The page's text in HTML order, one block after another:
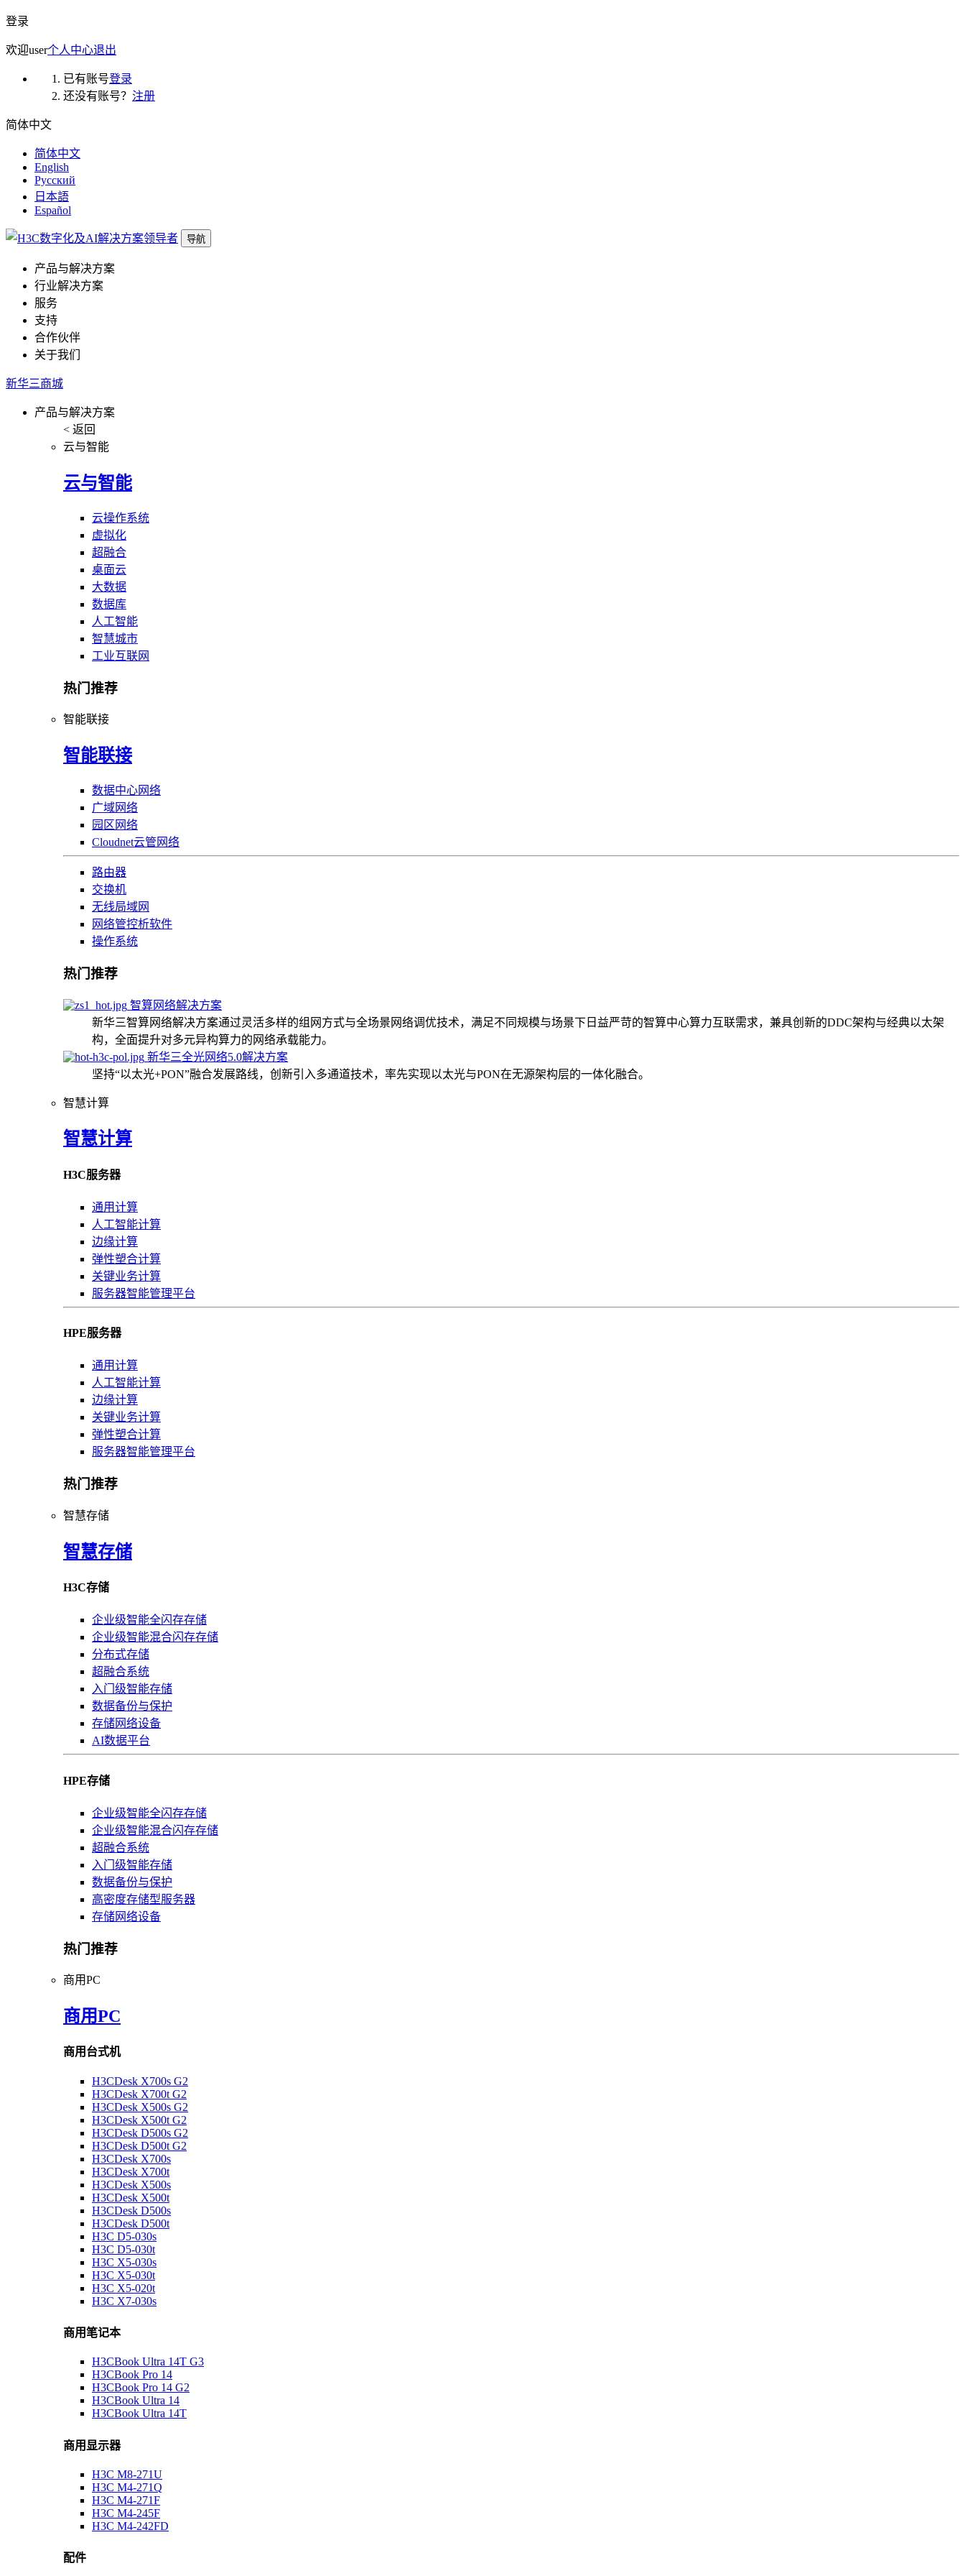
登录
欢迎user个人中心退出
已有账号登录
还没有账号？ 注册
简体中文
简体中文
English
Русский
日本語
Español
导航
产品与解决方案
行业解决方案
服务
支持
合作伙伴
关于我们
新华三商城
产品与解决方案
< 返回
云与智能
云与智能
云操作系统
虚拟化
超融合
桌面云
大数据
数据库
人工智能
智慧城市
工业互联网
热门推荐
智能联接
智能联接
数据中心网络
广域网络
园区网络
Cloudnet云管网络
路由器
交换机
无线局域网
网络管控析软件
操作系统
热门推荐
智算网络解决方案
新华三智算网络解决方案通过灵活多样的组网方式与全场景网络调优技术，满足不同规模与场景下日益严苛的智算中心算力互联需求，兼具创新的DDC架构与经典以太架
构，全面提升对多元异构算力的网络承载能力。
新华三全光网络5.0解决方案
坚持“以太光+PON”融合发展路线，创新引入多通道技术，率先实现以太光与PON在无源架构层的一体化融合。
智慧计算
智慧计算
H3C服务器
通用计算
人工智能计算
边缘计算
弹性塑合计算
关键业务计算
服务器智能管理平台
HPE服务器
通用计算
人工智能计算
边缘计算
关键业务计算
弹性塑合计算
服务器智能管理平台
热门推荐
智慧存储
智慧存储
H3C存储
企业级智能全闪存存储
企业级智能混合闪存存储
分布式存储
超融合系统
入门级智能存储
数据备份与保护
存储网络设备
AI数据平台
HPE存储
企业级智能全闪存存储
企业级智能混合闪存存储
超融合系统
入门级智能存储
数据备份与保护
高密度存储型服务器
存储网络设备
热门推荐
商用PC
商用PC
商用台式机
H3CDesk X700s G2
H3CDesk X700t G2
H3CDesk X500s G2
H3CDesk X500t G2
H3CDesk D500s G2
H3CDesk D500t G2
H3CDesk X700s
H3CDesk X700t
H3CDesk X500s
H3CDesk X500t
H3CDesk D500s
H3CDesk D500t
H3C D5-030s
H3C D5-030t
H3C X5-030s
H3C X5-030t
H3C X5-020t
H3C X7-030s
商用笔记本
H3CBook Ultra 14T G3
H3CBook Pro 14
H3CBook Pro 14 G2
H3CBook Ultra 14
H3CBook Ultra 14T
商用显示器
H3C M8-271U
H3C M4-271Q
H3C M4-271F
H3C M4-245F
H3C M4-242FD
配件